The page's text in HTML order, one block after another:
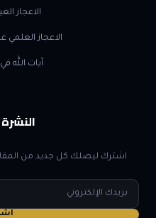
الاعجاز
الاعجاز العلمي
آيات الله
اشترك ليصلك كل جديد من
البريد
الإلكتروني